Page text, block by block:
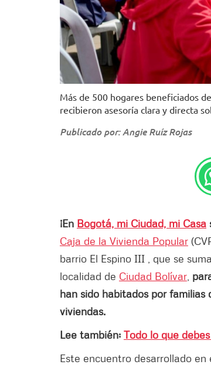
Más de 500 hogares beneficiados
recibieron asesoría clara y directa
Publicado por: Angie Ruíz Rojas
¡En Bogotá, mi Ciudad, mi Casa
Caja de la Vivienda Popular
barrio El Espino III , que se
localidad de Ciudad Bolívar
han sido habitados por familias
viviendas.
Lee también: Todo lo que
Este encuentro desarrollado en